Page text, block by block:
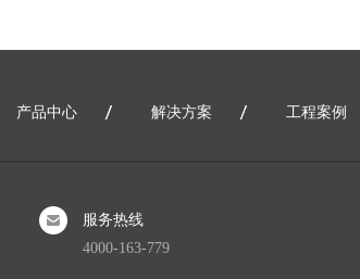
产品中心 解决方案 工程案例
网站地图
服务热线
4000-163-779